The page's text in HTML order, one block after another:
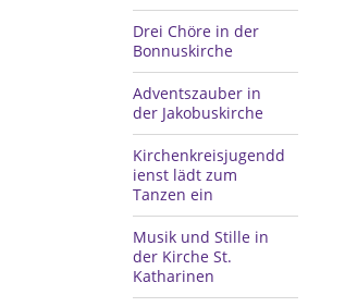
Drei Chöre in der
Bonnuskirche
Adventszauber in
der Jakobuskirche
Kirchenkreisjugendd
ienst lädt zum
Tanzen ein
Musik und Stille in
der Kirche St.
Katharinen